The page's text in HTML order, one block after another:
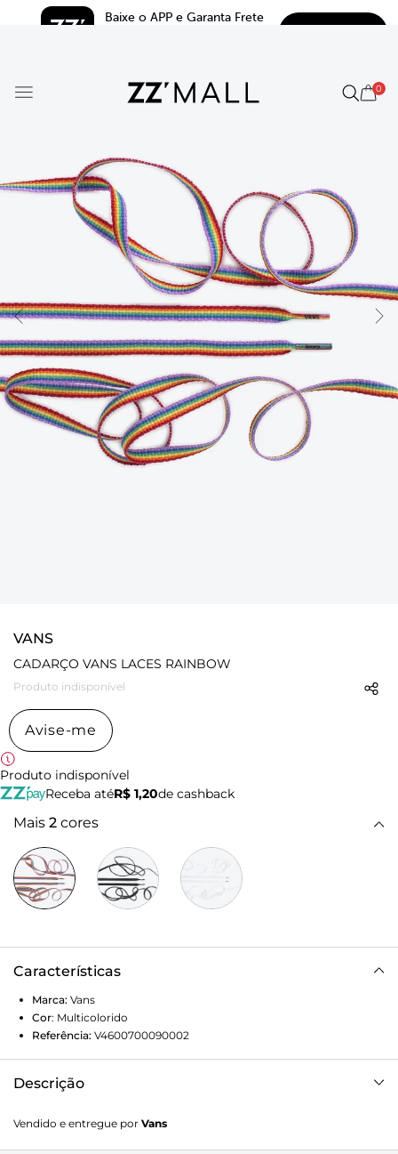
Baixe o APP e Garanta Frete
0
VANS
CADARÇO VANS LACES RAINBOW
Produto indisponível
Avise-me
Produto indisponível
Receba atéR$ 1,20de cashback
Mais 2 cores
Características
Marca: Vans
Cor: Multicolorido
Referência: V4600700090002
Descrição
cm de comprimento.
Vendido e entregue por Vans